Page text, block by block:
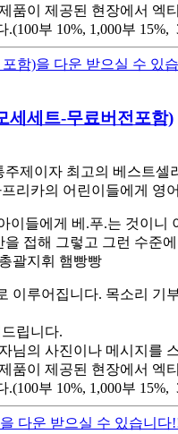
품이 제공된 현장에서 엑
부 10%, 1,000부 15%,
함)을 다운 받으실 수 있
세세트-무료버전포함)
주제이자 최고의 베스트셀
리카의 어린이들에게 영
이들에게 베.푸.는 것이
접해 그렇고 그런 수준
괄지휘 햄빵빵
이루어집니다. 목소리 기
립니다.
님의 사진이나 메시지를
품이 제공된 현장에서 엑
부 10%, 1,000부 15%,
다운 받으실 수 있습니다